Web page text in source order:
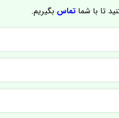
تا با شماتماس بگیریم.